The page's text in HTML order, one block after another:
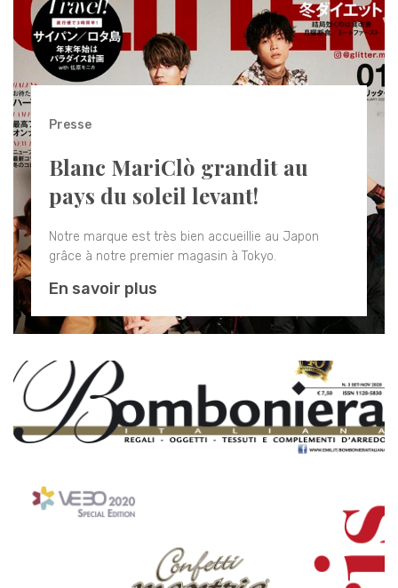
Presse
Blanc MariClò grandit au
pays du soleil levant!
Notre marque est très bien accueillie au Japon
grâce à notre premier magasin à Tokyo.
En savoir plus